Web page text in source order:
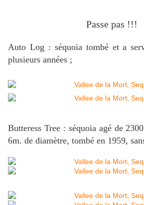
Passe pas !!!
Auto Log : séquoia tombé et a
plusieurs années ;
Butteress Tree : séquoia agé de
6m. de diamètre, tombé en 1959,